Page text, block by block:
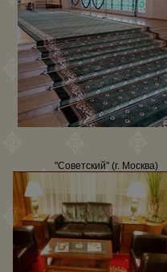
"Советский" (г. Москва)